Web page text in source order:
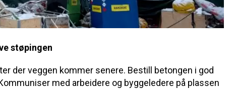
støpingen
der veggen kommer senere. Bestill betongen i god
med arbeidere og byggeledere på plassen